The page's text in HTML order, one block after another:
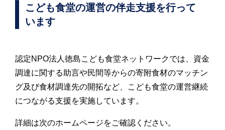
こども食堂の運営の伴走支援を行って
います
認定NPO法人徳島こども食堂ネットワークでは、資金
調達に関する助言や民間等からの寄附食材のマッチン
グ及び食材調達先の開拓など、こども食堂の運営継続
につながる支援を実施しています。
詳細は次のホームページをご確認ください。